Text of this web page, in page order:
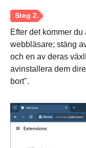
Steg 2.
Efter det kommer
webbläsare; stäng
och en av deras
avinstallera dem
bort".